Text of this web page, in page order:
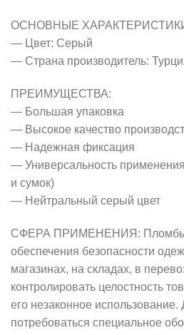
ОСНОВНЫЕ
— Цвет: Серый
— Страна производитель:
ПРЕИМУЩЕСТВА:
— Большая упаковка
— Высокое качество
— Надежная фиксация
— Универсальность
и сумок)
— Нейтральный серый цвет
СФЕРА ПРИМЕНЕНИЯ: Пломбы
обеспечения безопасности
магазинах, на складах, в
контролировать целостность
его незаконное
потребоваться специальное